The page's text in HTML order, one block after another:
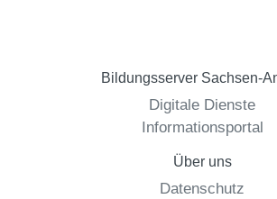
Bildungsserver Sachsen-
Digitale Dienste
Informationsportal
Über uns
Datenschutz